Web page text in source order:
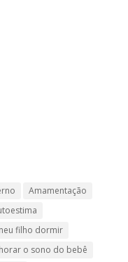
Amamentação
filho dormir
o sono do bebê